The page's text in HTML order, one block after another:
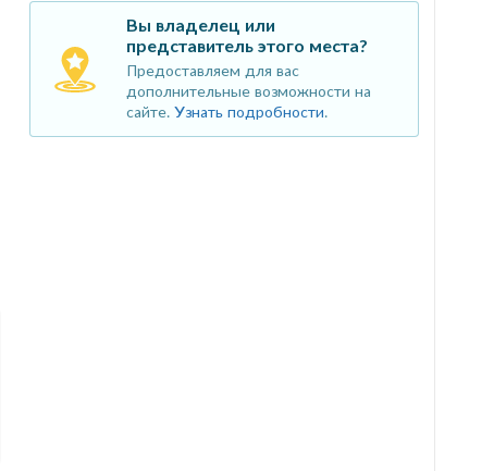
Вы владелец или
представитель этого места?
Предоставляем для вас
дополнительные возможности на
сайте. Узнать подробности.